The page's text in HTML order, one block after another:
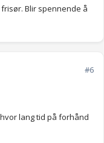
Blir spennende å
#6
lang tid på forhånd